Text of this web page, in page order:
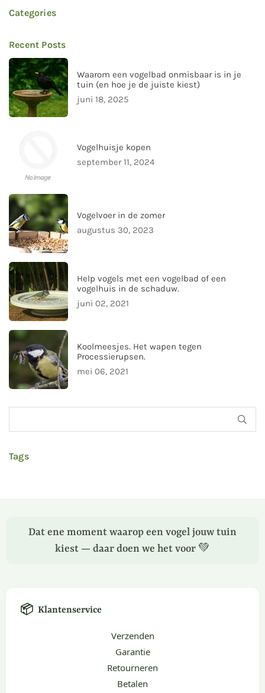
Categories
Recent Posts
Waarom een vogelbad onmisbaar is in je
tuin (en hoe je de juiste kiest)
juni 18, 2025
Vogelhuisje kopen
september 11, 2024
Vogelvoer in de zomer
augustus 30, 2023
Help vogels met een vogelbad of een
vogelhuis in de schaduw.
juni 02, 2021
Koolmeesjes. Het wapen tegen
Processierupsen.
mei 06, 2021
Tags
Dat ene moment waarop een vogel jouw tuin
kiest — daar doen we het voor 💚
📦 Klantenservice
Verzenden
Garantie
Retourneren
Betalen